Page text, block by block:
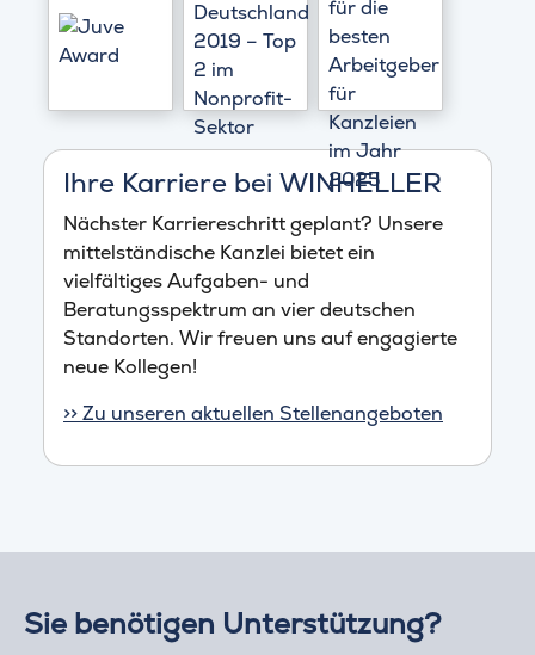
Ihre Karriere bei WINHELLER
Nächster Karriereschritt geplant? Unsere
mittelständische Kanzlei bietet ein
vielfältiges Aufgaben- und
Beratungsspektrum an vier deutschen
Standorten. Wir freuen uns auf engagierte
neue Kollegen!
>> Zu unseren aktuellen Stellenangeboten
Sie benötigen Unterstützung?